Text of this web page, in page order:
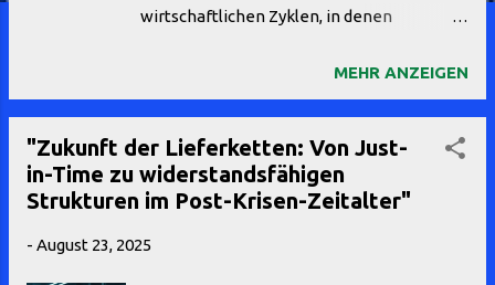
wirtschaftlichen Zyklen, in denen
einem unsichtbaren Rhythmus folgen?
Diese Zyklen sind nicht nur komplexe
Phänomene, sondern auch essentielle
Bestandteile unserer
Wirtschaftsgeschichte. Sie zeigen, wie sich
Investitionen, Beschäftigung und Konsum
externe Faktoren, wie politische
MEHR ANZEIGEN
"Zukunft der Lieferketten: Von Just-
in-Time zu widerstandsfähigen
Strukturen im Post-Krisen-Zeitalter"
- August 23, 2025